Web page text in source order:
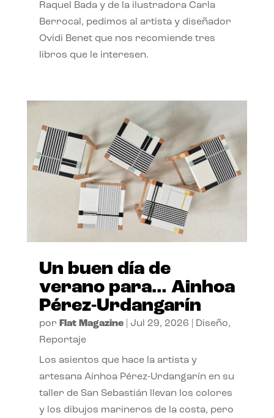
Raquel Bada y de la ilustradora Carla
Berrocal, pedimos al artista y diseñador
Ovidi Benet que nos recomiende tres
libros que le interesen.
Un buen día de
verano para… Ainhoa
Pérez-Urdangarín
por Flat Magazine| Jul 29, 2026 Diseño,
Reportaje
Los asientos que hace la artista y
artesana Ainhoa Pérez-Urdangarín en su
taller de San Sebastián llevan los colores
y los dibujos marineros de la costa, pero